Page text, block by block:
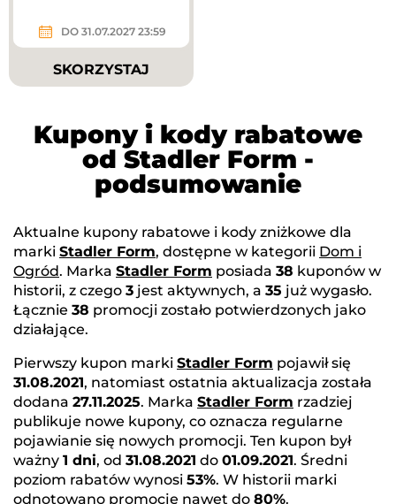
DO 31.07.2027 23:59
SKORZYSTAJ
Kupony i kody rabatowe
od Stadler Form -
podsumowanie
Aktualne kupony rabatowe i kody zniżkowe dla
marki Stadler Form, dostępne w kategorii Dom i
Ogród. Marka Stadler Form posiada 38 kuponów w
historii, z czego 3 jest aktywnych, a 35 już wygasło.
Łącznie 38 promocji zostało potwierdzonych jako
działające.
Pierwszy kupon marki Stadler Form pojawił się
31.08.2021, natomiast ostatnia aktualizacja została
dodana 27.11.2025. Marka Stadler Form rzadziej
publikuje nowe kupony, co oznacza regularne
pojawianie się nowych promocji. Ten kupon był
ważny 1 dni, od 31.08.2021 do 01.09.2021. Średni
poziom rabatów wynosi 53%. W historii marki
odnotowano promocje nawet do 80%.